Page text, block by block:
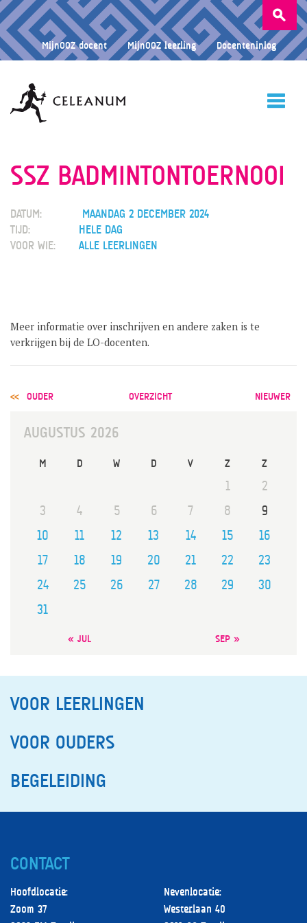
Zoeken
naar:
MijnOOZ docent MijnOOZ leerling Docenteninlog
HOME
CELEANUM
GROEP 8 / JONG CELEANUM
SSZ BADMINTONTOERNOOI
DATUM:
MAANDAG 2 DECEMBER 2024
TIJD:
HELE DAG
VOOR WIE:
ALLE LEERLINGEN
Meer informatie over inschrijven en andere zaken is te
verkrijgen bij de LO-docenten.
POST
NAVIGATION
OUDER OVERZICHT NIEUWER
AUGUSTUS 2026
M D W D V Z Z
1
2
3
4 5 6 7 8
9
10
11 12 13 14 15
16
17
18 19 20 21 22
23
24
25 26 27 28 29
30
31
« JUL SEP »
VOOR LEERLINGEN
VOOR OUDERS
BEGELEIDING
CONTACT
Hoofdlocatie:
Zoom 37
Nevenlocatie:
Westerlaan 40